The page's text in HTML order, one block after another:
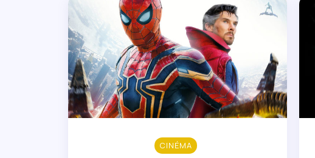
CINÉMA